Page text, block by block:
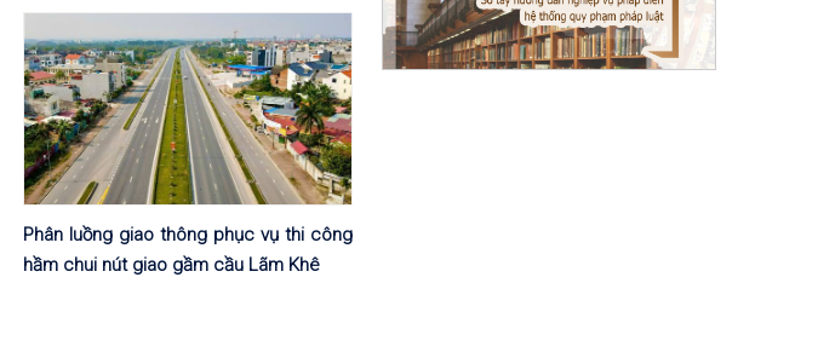
Phân luồng giao thông phục vụ thi công
hầm chui nút giao gầm cầu Lãm Khê